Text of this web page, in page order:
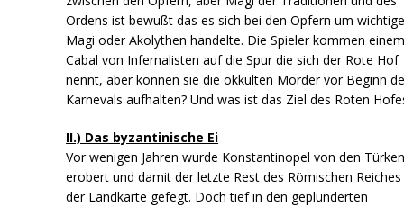
Ordens ist bewußt das es sich bei den Opfern um
Magi oder Akolythen handelte. Die Spieler kommen
Cabal von Infernalisten auf die Spur die sich der Rote Hof
nennt, aber können sie die okkulten Mörder vor Beginn
Karnevals aufhalten? Und was ist das Ziel des Roten
II.) Das byzantinische Ei
Vor wenigen Jahren wurde Konstantinopel von den
erobert und damit der letzte Rest des Römischen
der Landkarte gefegt. Doch tief in den geplünderten